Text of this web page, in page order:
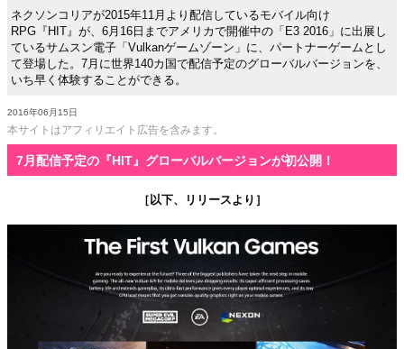
ネクソンコリアが2015年11月より配信しているモバイル向け
RPG『HIT』が、6月16日までアメリカで開催中の「E3 2016」に出展し
ているサムスン電子「Vulkanゲームゾーン」に、パートナーゲームとし
て登場した。7月に世界140カ国で配信予定のグローバルバージョンを、
いち早く体験することができる。
2016年06月15日
本サイトはアフィリエイト広告を含みます。
7月配信予定の『HIT』グローバルバージョンが初公開！
［以下、リリースより］